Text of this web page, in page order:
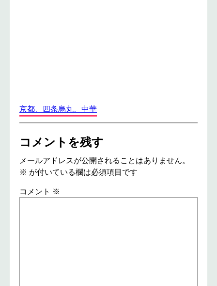
京都、四条烏丸、中華
コメントを残す
メールアドレスが公開されることはありません。
※ が付いている欄は必須項目です
コメント ※